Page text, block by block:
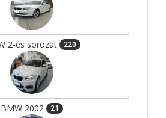
2-es sorozat 220
BMW 2002 21